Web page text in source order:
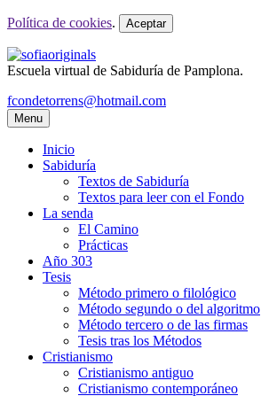
Política de cookies. Aceptar
Escuela virtual de Sabiduría de Pamplona.
fcondetorrens@hotmail.com
Menu
Inicio
Sabiduría
Textos de Sabiduría
Textos para leer con el Fondo
La senda
El Camino
Prácticas
Año 303
Tesis
Método primero o filológico
Método segundo o del algoritmo
Método tercero o de las firmas
Tesis tras los Métodos
Cristianismo
Cristianismo antiguo
Cristianismo contemporáneo